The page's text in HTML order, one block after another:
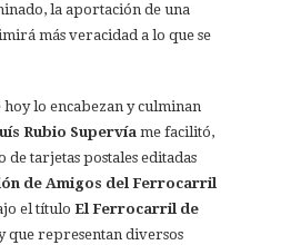
la aportación de una
más veracidad a lo que se
lo encabezan y culminan
Rubio Supervíame facilitó,
de tarjetas postales editadas
de Amigos del Ferrocarril
el título El Ferrocarril de
que representan diversos